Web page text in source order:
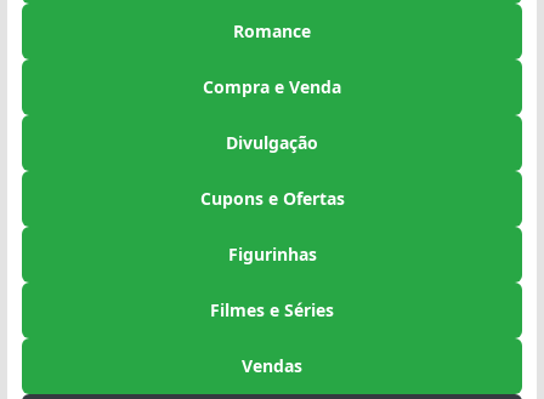
Romance
Compra e Venda
Divulgação
Cupons e Ofertas
Figurinhas
Filmes e Séries
Vendas